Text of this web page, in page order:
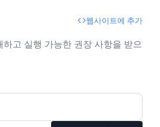
웹사이트에 추가
고 실행 가능한 권장 사항을 받으